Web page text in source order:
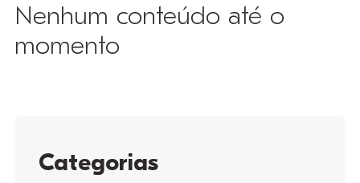
Nenhum conteúdo até o
momento
Categorias